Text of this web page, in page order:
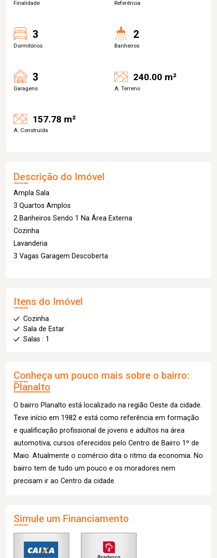
Finalidade Referência
3
Dormitórios
2
Banheiros
3
Garagens
240.00 m²
A. Terreno
157.78 m²
A. Construída
Descrição do Imóvel
Ampla Sala
3 Quartos Amplos
2 Banheiros Sendo 1 Na Área Externa
Cozinha
Lavanderia
3 Vagas Garagem Descoberta
Itens do Imóvel
Cozinha
Sala de Estar
Salas : 1
Conheça um pouco mais sobre o bairro:
Planalto
O bairro Planalto está localizado na região Oeste da cidade.
Teve início em 1982 e está como referência em formação
e qualificação profissional de jovens e adultos na área
automotiva; cursos oferecidos pelo Centro de Bairro 1º de
Maio. Atualmente o comércio dita o ritmo da economia. No
bairro tem de tudo um pouco e os moradores nem
precisam ir ao Centro da cidade.
Simule um Financiamento